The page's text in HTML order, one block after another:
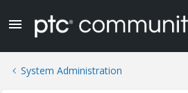
System Administration